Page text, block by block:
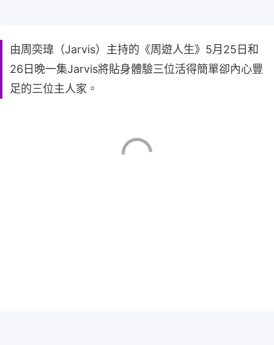
由周奕瑋（Jarvis）主持的《周遊人生》5月25日和
26日晚一集Jarvis將貼身體驗三位活得簡單卻內心豐
足的三位主人家。